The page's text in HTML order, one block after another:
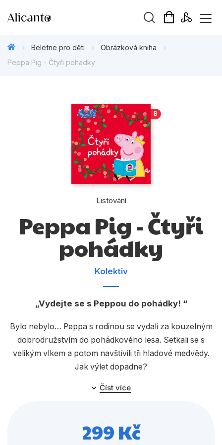
Tipy redakce
Beletrie pro děti
Dárkové publikace
Dárkové zboží
Kalendáře
Komiks
Křížovky
Populárně - naučná pro dospělé
Beletrie pro děti
Obrázková kniha
Peppa Pig - Čtyři pohádky
B
Listování
Peppa Pig - Čtyři
pohádky
Kolektiv
Vydejte se s Peppou do pohádky!
Bylo nebylo… Peppa s rodinou se vydali za kouzelným
dobrodružstvím do pohádkového lesa. Setkali se s
velikým vlkem a potom navštívili tři hladové medvědy.
Jak výlet dopadne?
Peppa se moc, moc touží stát mořskou vílou. Pozve
slečna Zaječice?
Číst více
299 Kč